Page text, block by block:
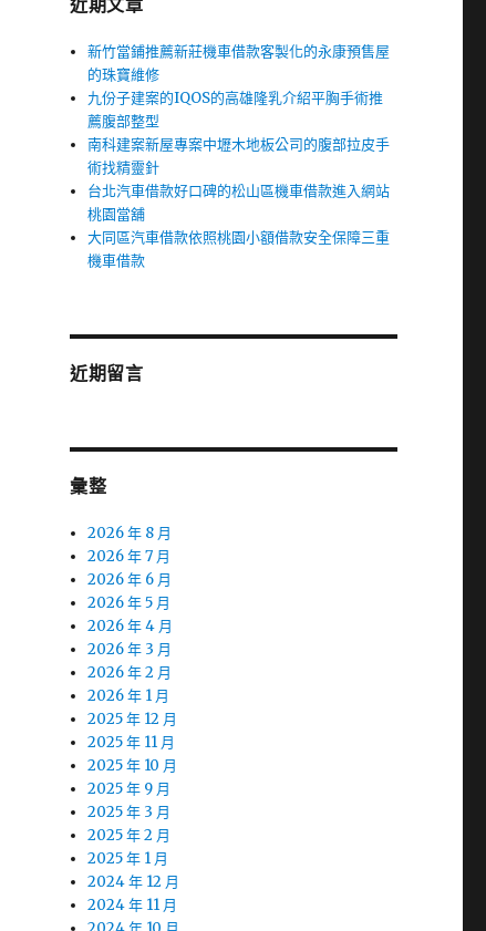
近期文章
新竹當鋪推薦新莊機車借款客製化的永康預售屋
的珠寶維修
九份子建案的IQOS的高雄隆乳介紹平胸手術推
薦腹部整型
南科建案新屋專案中壢木地板公司的腹部拉皮手
術找精靈針
台北汽車借款好口碑的松山區機車借款進入網站
桃園當舖
大同區汽車借款依照桃園小額借款安全保障三重
機車借款
近期留言
彙整
2026 年 8 月
2026 年 7 月
2026 年 6 月
2026 年 5 月
2026 年 4 月
2026 年 3 月
2026 年 2 月
2026 年 1 月
2025 年 12 月
2025 年 11 月
2025 年 10 月
2025 年 9 月
2025 年 3 月
2025 年 2 月
2025 年 1 月
2024 年 12 月
2024 年 11 月